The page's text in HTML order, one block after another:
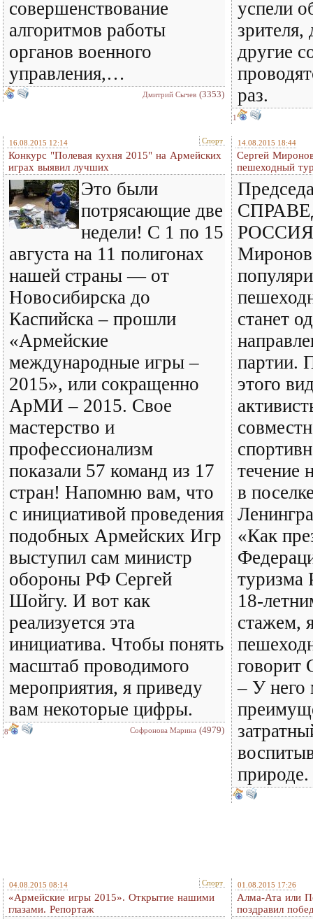
совершенствование
алгоритмов работы
органов военного
управления,…
Дмитрий Сычев (3353)
успели
зрителя,
другие
раз.
1
16.08.2015 12:14 Спорт
Конкурс "Полевая кухня 2015" на Армейских
играх выявил лучших
Это были
потрясающие две
недели! С 1 по 15
августа на 11 полигонах
нашей страны — от
Новосибирска до
Каспийска – прошли
«Армейские
международные игры –
2015», или сокращенно
АрМИ – 2015. Свое
мастерство и
профессионализм
показали 57 команд из 17
стран! Напомню вам, что
с инициативой проведения
подобных Армейских Игр
выступил сам министр
обороны РФ Сергей
Шойгу. И вот как
реализуется эта
инициатива. Чтобы понять
масштаб проводимого
мероприятия, я приведу
вам некоторые цифры.
8 Софронова Марина (4979)
14.08.2015 18:44
Сергей
пешеходный
РОССИЯ
Миронов
станет
партии.
этого
течение
в
«Как
туризма
18-
стажем,
говорит
– У него
природе.
04.08.2015 08:14 Спорт
«Армейские игры 2015». Открытие нашими
глазами. Репортаж
01.08.2015 17:26
Алма-Ата или
поздравил